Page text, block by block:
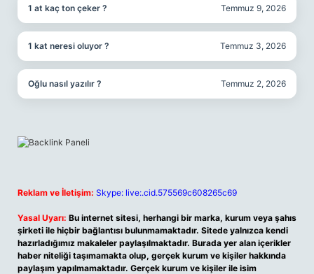
1 at kaç ton çeker ? Temmuz 9, 2026
1 kat neresi oluyor ? Temmuz 3, 2026
Oğlu nasıl yazılır ? Temmuz 2, 2026
Reklam ve İletişim: Skype: live:.cid.575569c608265c69
Yasal Uyarı: Bu internet sitesi, herhangi bir marka, kurum veya şahıs
şirketi ile hiçbir bağlantısı bulunmamaktadır. Sitede yalnızca kendi
hazırladığımız makaleler paylaşılmaktadır. Burada yer alan içerikler
haber niteliği taşımamakta olup, gerçek kurum ve kişiler hakkında
paylaşım yapılmamaktadır. Gerçek kurum ve kişiler ile isim